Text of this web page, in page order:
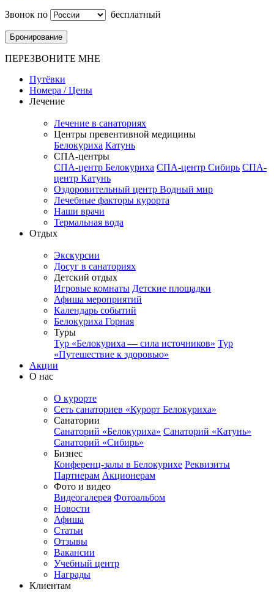
Звонок по
бесплатный
Бронирование
ПЕРЕЗВОНИТЕ МНЕ
Путёвки
Номера / Цены
Лечение
Лечение в санаториях
Центры превентивной медицины
Белокуриха Катунь
СПА-центры
СПА-центр Белокуриха СПА-центр Сибирь СПА-
центр Катунь
Оздоровительный центр Водный мир
Лечебные факторы курорта
Наши врачи
Термальная вода
Отдых
Экскурсии
Досуг в санаториях
Детский отдых
Игровые комнаты Детские площадки
Афиша мероприятий
Календарь событий
Белокуриха Горная
Туры
Тур «Белокуриха — сила источников» Тур
«Путешествие к здоровью»
Акции
О нас
О курорте
Сеть санаториев «Курорт Белокуриха»
Санатории
Санаторий «Белокуриха» Санаторий «Катунь»
Санаторий «Сибирь»
Бизнес
Конференц-залы в Белокурихе Реквизиты
Партнерам Акционерам
Фото и видео
Видеогалерея Фотоальбом
Новости
Афиша
Статьи
Отзывы
Вакансии
Учебный центр
Награды
Клиентам